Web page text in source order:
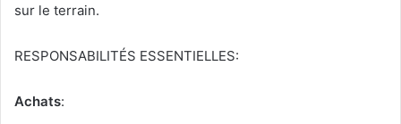
sur le terrain.
RESPONSABILITÉS ESSENTIELLES:
Achats: